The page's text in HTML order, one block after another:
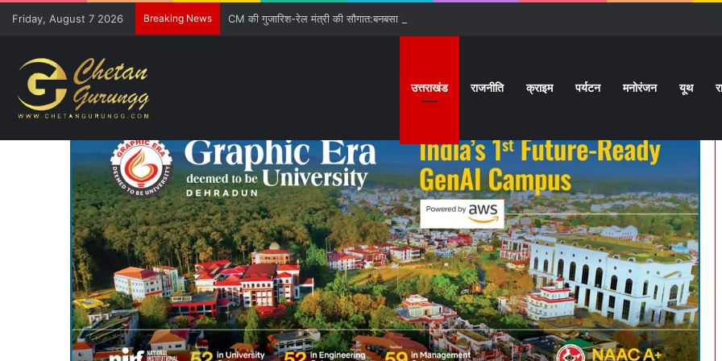
Friday, August 7 2026 Breaking News CM की गुजारिश-रेल मंत्री की सौगात:बनबसा रेलवे स्टेशन पर रुकेगी अछनेरा-टनकपुर Express
उत्तराखंड राजनीति क्राइम पर्यटन मनोरंजन यूथ